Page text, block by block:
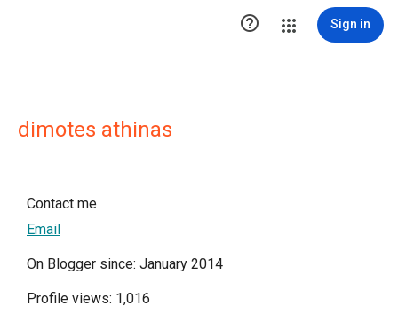
 Sign in
dimotes athinas
Contact me
Email
On Blogger since: January 2014
Profile views: 1,016